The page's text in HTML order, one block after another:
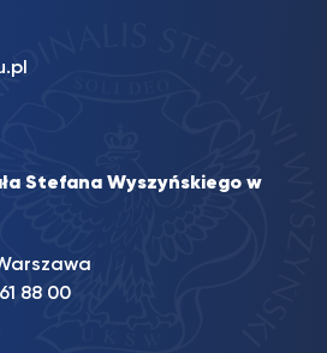
Stefana Wyszyńskiego w
88 00